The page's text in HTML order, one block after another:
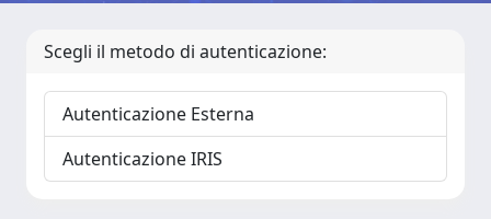
Scegli il metodo di autenticazione:
Autenticazione Esterna
Autenticazione IRIS